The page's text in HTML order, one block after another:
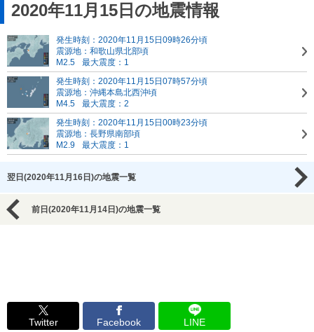
2020年11月15日の地震情報
発生時刻：2020年11月15日09時26分頃
震源地：和歌山県北部頃
M2.5
最大震度：1
発生時刻：2020年11月15日07時57分頃
震源地：沖縄本島北西沖頃
M4.5
最大震度：2
発生時刻：2020年11月15日00時23分頃
震源地：長野県南部頃
M2.9
最大震度：1
翌日(2020年11月16日)の地震一覧
前日(2020年11月14日)の地震一覧
Twitter Facebook LINE